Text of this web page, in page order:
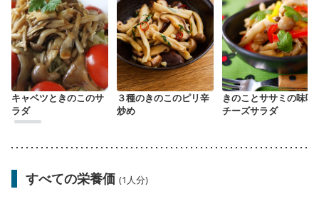
キャベツときのこのサ
ラダ
３種のきのこのピリ辛
炒め
きのことササミの味噌
チーズサラダ
すべての栄養価 (1人分)